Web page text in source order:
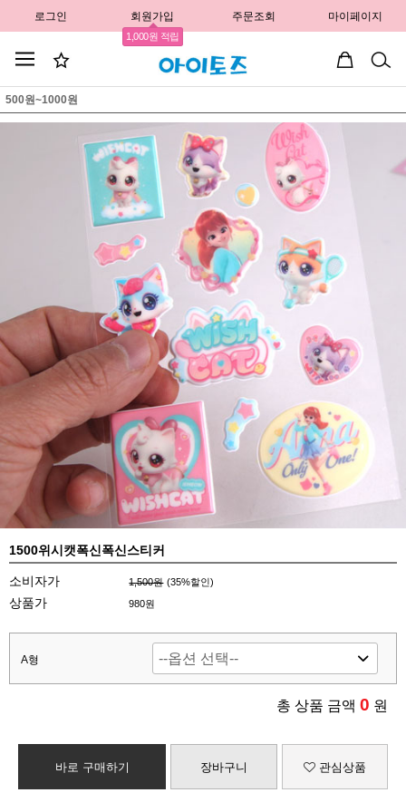
로그인 회원가입
1,000원 적립
주문조회 마이페이지
500원~1000원
1500위시캣폭신폭신스티커
소비자가 1,500원 (35%할인)
상품가 980원
A형
총 상품 금액 0 원
바로 구매하기 장바구니 관심상품